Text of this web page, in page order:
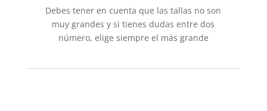
Debes tener en cuenta que las tallas no son
muy grandes y si tienes dudas entre dos
número, elige siempre el más grande